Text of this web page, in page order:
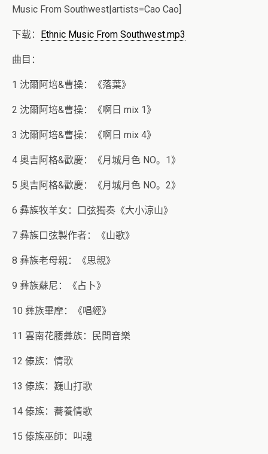
Music From Southwest|artists=Cao Cao]
下载： Ethnic Music From Southwest.mp3
曲目：
1 沈爾阿培&曹操：《落葉》
2 沈爾阿培&曹操：《啊日 mix 1》
3 沈爾阿培&曹操：《啊日 mix 4》
4 奧吉阿格&歡慶：《月城月色 NO。1》
5 奧吉阿格&歡慶：《月城月色 NO。2》
6 彝族牧羊女：口弦獨奏《大小涼山》
7 彝族口弦製作者：《山歌》
8 彝族老母親：《思親》
9 彝族蘇尼：《占卜》
10 彝族畢摩：《唱經》
11 雲南花腰彝族：民間音樂
12 傣族：情歌
13 傣族：巍山打歌
14 傣族：蕎養情歌
15 傣族巫師：叫魂